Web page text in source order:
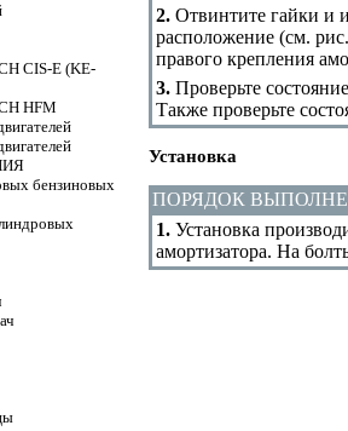
CIS-E (KE-
HFM
бензиновых
2. Отвинтите гайки и
расположение (см. рис.
правого крепления
3. Проверьте
Также проверьте
Установка
ПОРЯДОК
1. Установка
амортизатора. На